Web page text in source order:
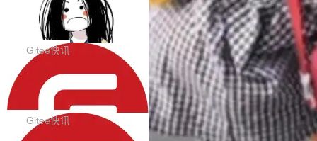
代码评审及自动化运维的全面落地夯实了“一体
化”的基座。 新版本将为用户带来更好的使用体
验和更高的工作效率，感谢大家一直以来的支持
和反馈，我们将继续努力提供更优秀的产品和服
务！ 新增功能点 DevOps： 采用自研代码托管
平台，支持一站式安装，提供从代码提交到交付
的...
器。HTTP 引擎是一个独立插件。你选一个，或
者选两个，不同环境之间切换，一行应用代码都
不用改。 下面快速过一下 10 种 HTTP 服务器
选项，各自适合什么场景，以及怎么切换。 一行
依赖替换 在 Solon 里换 HTTP 服务器就是改 po
m.xml 里一个依赖，别的什么都不用动。 <depe
factId>solon-web</artifac...
BootstrapBlazor v10.9.0 已经发布，B
ootstrap 样式的 Blazor UI 组件库
BootstrapBlazor v10.9.0 已经发布，Bootstrap
样式的 Blazor UI 组件库 此版本更新内容包括：
Release 2026-07-31 V10.9.0 Fixes fix(MultiFi
lter): 增加暗黑主题支持 by @ArgoZhang in htt
ps://github.com/dotnetcore/BootstrapBlazor/p
ull/8239 fix(Camera): 增加 exact 显式设置设备
id by @kkxkx in https://github.com/dotnetcor
Gitee快讯
SolonCode v2026.8.2 已经发布，终端
智能体
SolonCode v2026.8.2 已经发布，终端智能体
此版本更新内容包括： 优化 soloncode run 模
式（参考 run-headless-mode.md） 添加 solon
Gitee快讯